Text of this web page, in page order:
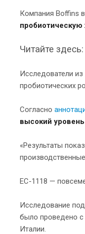
Компания Boffins
пробиотическую
Читайте здесь:
Исследователи
пробиотических
Согласно
высокий
«Результаты
EC-1118 —
Исследование
было проведено с
Италии.